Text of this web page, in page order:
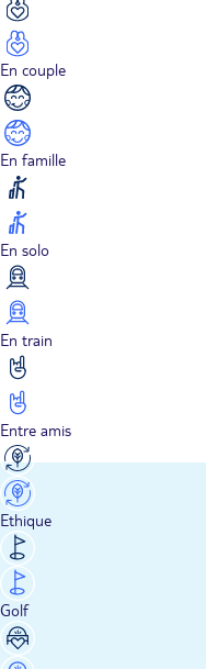
En couple
En famille
En solo
En train
Entre amis
Ethique
Golf